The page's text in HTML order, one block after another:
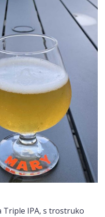
Triple IPA, s trostruko